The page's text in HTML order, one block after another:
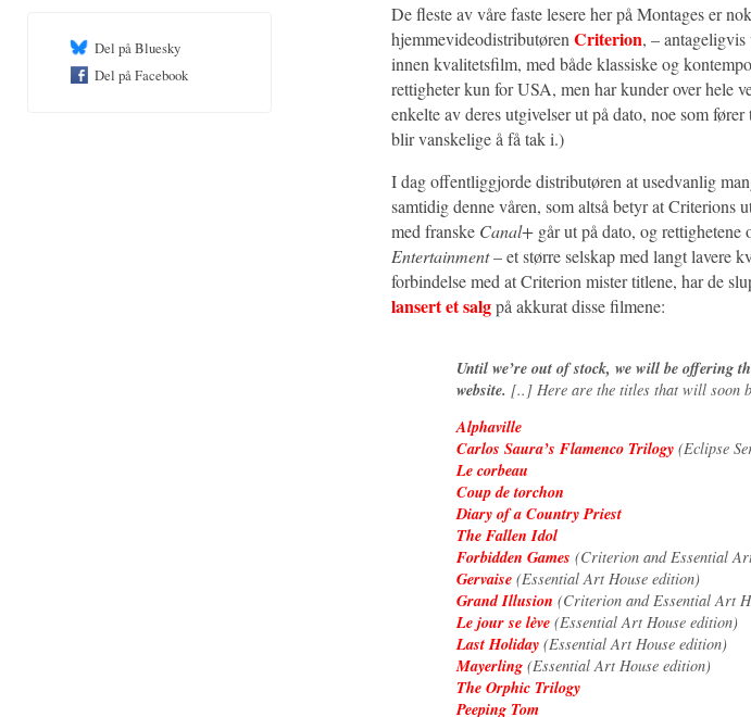
De fleste av våre faste lesere her på Montages er
hjemmevideodistributøren Criterion, –
innen kvalitetsfilm, med både klassiske og
rettigheter kun for USA, men har kunder over hele
enkelte av deres utgivelser ut på dato, noe som
blir vanskelige å få tak i.)
I dag offentliggjorde distributøren at usedvanlig
samtidig denne våren, som altså betyr at
med franske Canal+ går ut på dato, og rettighetene
Entertainment– et større selskap med langt lavere
forbindelse med at Criterion mister titlene, har de
lansert et salgpå akkurat disse filmene:
Until we’re out of stock, we will be offering
website. [..] Here are the titles that will soon
Alphaville
Carlos Saura’s Flamenco Trilogy (Eclipse
Le corbeau
Coup de torchon
Diary of a Country Priest
The Fallen Idol
Forbidden Games (Criterion and Essential
Gervaise (Essential Art House edition)
Grand Illusion (Criterion and Essential Art
Le jour se lève (Essential Art House edition)
Last Holiday (Essential Art House edition)
Mayerling (Essential Art House edition)
The Orphic Trilogy
Peeping Tom
Del på Bluesky
Del på Facebook